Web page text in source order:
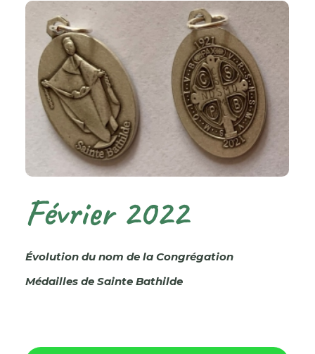
Février 2022
Évolution du nom de la Congrégation
Médailles de Sainte Bathilde